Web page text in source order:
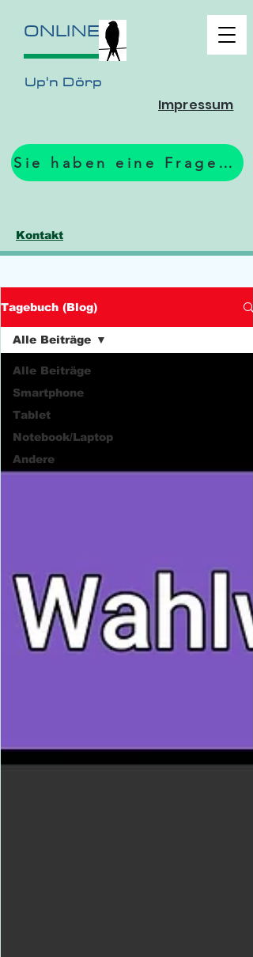
ONLINE
Up'n Dörp
Sie haben eine Frage? Zum Formular.
Impressum
Kontakt
Tagebuch (Blog)
Alle Beiträge
Smartphone
Tablet
Notebook/Laptop
Andere
Alle Beiträge